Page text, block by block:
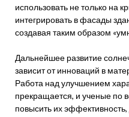
использовать не только на
интегрировать в фасады
создавая таким образом
Дальнейшее развитие
зависит от инноваций в
Работа над улучшением
прекращается, и ученые по
повысить их эффективность,